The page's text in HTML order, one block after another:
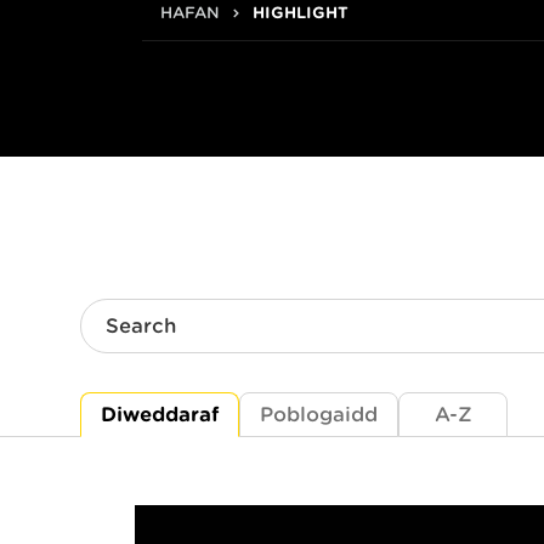
HAFAN HIGHLIGHT
Search
Diweddaraf Poblogaidd A-Z